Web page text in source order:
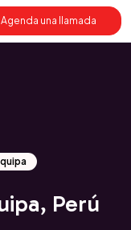
Agenda una llamada
Perú